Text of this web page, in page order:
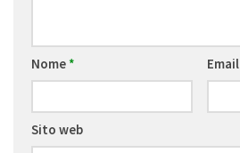
Nome* Email
Sito web